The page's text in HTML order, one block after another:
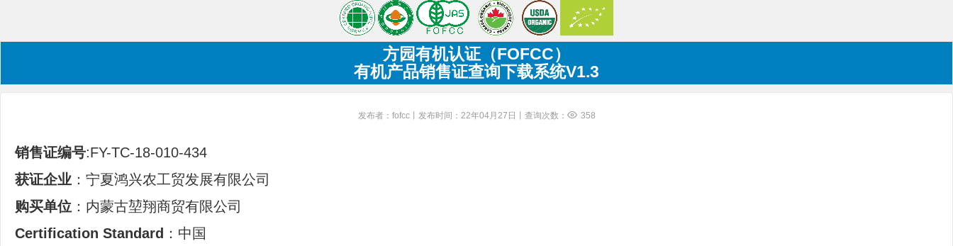
方园有机认证（FOFCC）
有机产品销售证查询下载系统V1.3
发布者：fofcc丨发布时间：22年04月27日丨查询次数： 358
销售证编号:FY-TC-18-010-434
获证企业 ：宁夏鸿兴农工贸发展有限公司
购买单位 ：内蒙古堃翔商贸有限公司
Certification Standard ：中国